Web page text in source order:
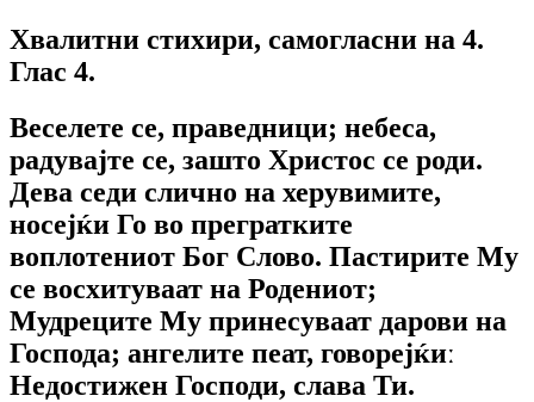
Хвалитни стихири, самогласни на 4.
Глас 4.
Веселете се, праведници; небеса,
радувајте се, зашто Христос се роди.
Дева седи слично на херувимите,
носејќи Го во прегратките
воплотениот Бог Слово. Пастирите Му
се восхитуваат на Родениот;
Мудреците Му принесуваат дарови на
Господа; ангелите пеат, говорејќиː
Недостижен Господи, слава Ти.